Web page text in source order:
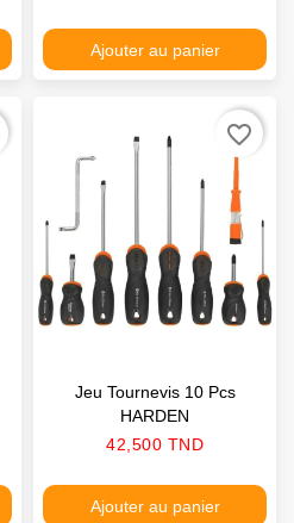
Ajouter au panier
Jeu Tournevis 10 Pcs
HARDEN
Prix
42,500 TND
Ajouter au panier
favorite_border